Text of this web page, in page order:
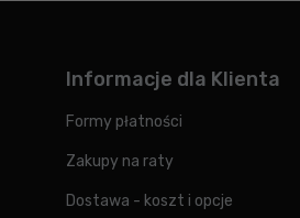
Informacje dla Klienta
Formy płatności
Zakupy na raty
Dostawa - koszt i opcje